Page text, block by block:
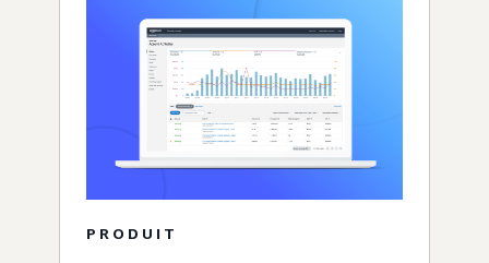
PRODUIT